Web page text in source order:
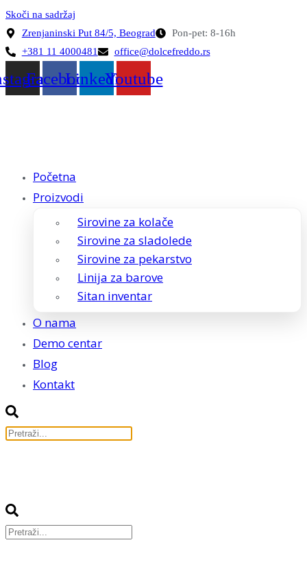
Skoči na sadržaj
Zrenjaninski Put 84/5, Beograd
Pon-pet: 8-16h
+381 11 4000481
office@dolcefreddo.rs
FacebookLinkedinYoutube
Početna
Proizvodi
Sirovine za kolače
Sirovine za sladolede
Sirovine za pekarstvo
Linija za barove
Sitan inventar
O nama
Demo centar
Blog
Kontakt